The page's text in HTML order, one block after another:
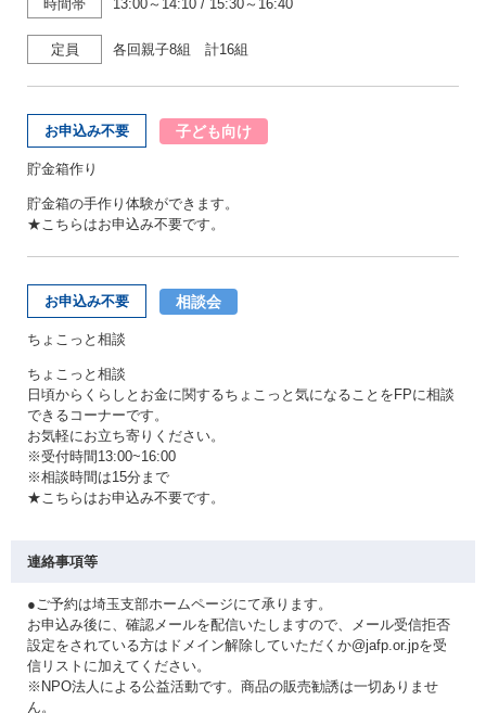
時間帯 13:00～14:10 / 15:30～16:40
定員 各回親子8組 計16組
お申込み不要 子ども向け
貯金箱作り
貯金箱の手作り体験ができます。
★こちらはお申込み不要です。
お申込み不要 相談会
ちょこっと相談
ちょこっと相談
日頃からくらしとお金に関するちょこっと気になることをFPに相談
できるコーナーです。
お気軽にお立ち寄りください。
※受付時間13:00~16:00
※相談時間は15分まで
★こちらはお申込み不要です。
連絡事項等
●ご予約は埼玉支部ホームページにて承ります。
お申込み後に、確認メールを配信いたしますので、メール受信拒否
設定をされている方はドメイン解除していただくか@jafp.or.jpを受
信リストに加えてください。
※NPO法人による公益活動です。商品の販売勧誘は一切ありませ
ん。